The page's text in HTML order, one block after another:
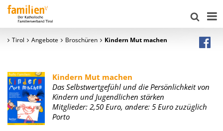
Tirol Angebote Broschüren Kindern Mut machen
Kindern Mut machen
Das Selbstwertgefühl und die Persönlichkeit von
Kindern und Jugendlichen stärken
Mitglieder: 2,50 Euro, andere: 5 Euro zuzüglich
Porto